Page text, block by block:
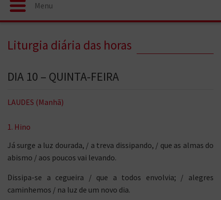
Menu
Liturgia diária das horas
DIA 10 – QUINTA-FEIRA
LAUDES (Manhã)
1. Hino
Já surge a luz dourada, / a treva dissipando, / que as almas do
abismo / aos poucos vai levando.
Dissipa-se a cegueira / que a todos envolvia; / alegres
caminhemos / na luz de um novo dia.